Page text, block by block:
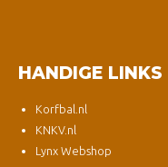
HANDIGE LINKS
Korfbal.nl
KNKV.nl
Lynx Webshop